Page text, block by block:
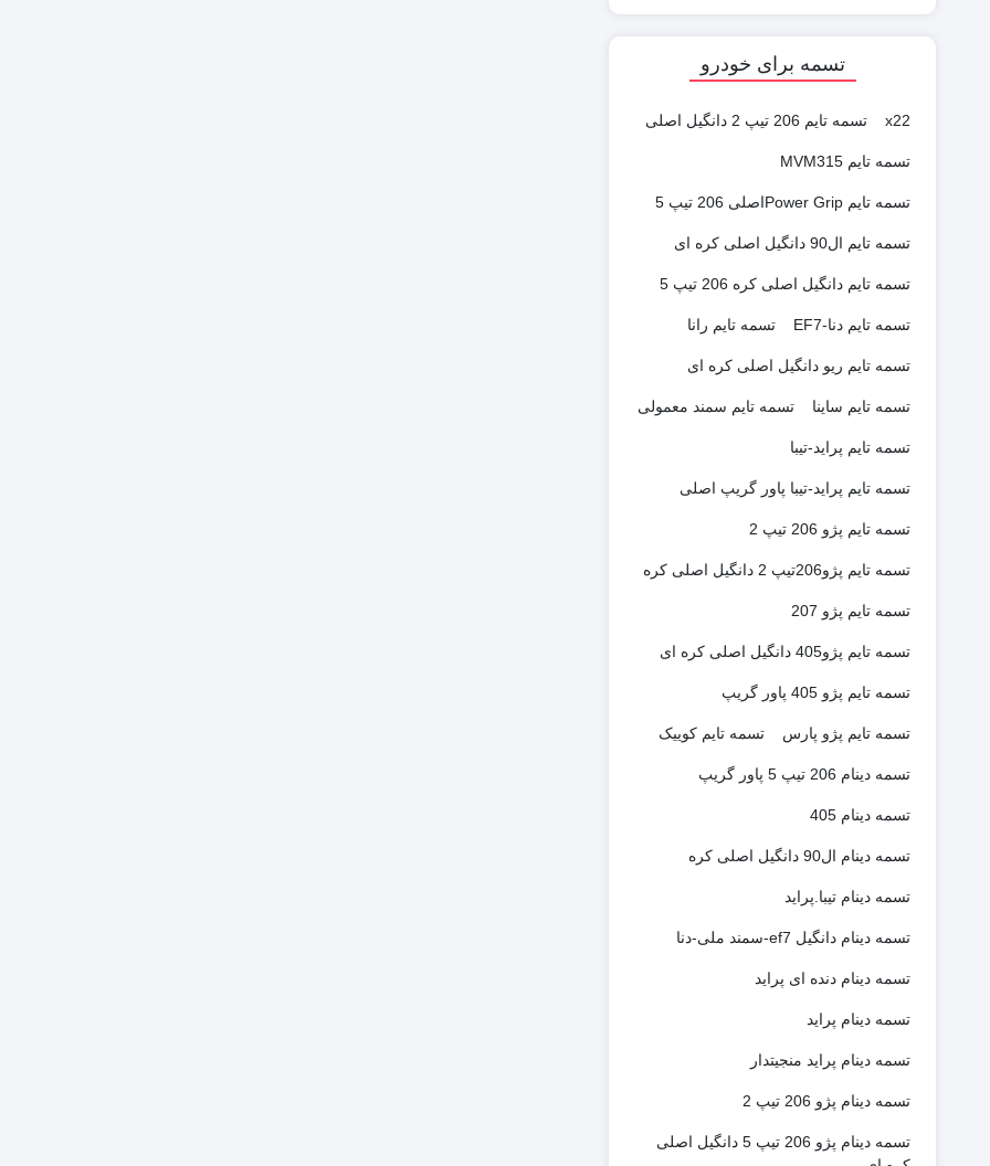
تسمه برای خودرو
x22 تسمه تایم 206 تیپ 2 دانگیل اصلی
تسمه تایم MVM315
تسمه تایم Power Gripاصلی 206 تیپ 5
تسمه تایم ال90 دانگیل اصلی کره ای
تسمه تایم دانگیل اصلی کره 206 تیپ 5
تسمه تایم دنا-EF7 تسمه تایم رانا
تسمه تایم ریو دانگیل اصلی کره ای
تسمه تایم ساینا تسمه تایم سمند معمولی
تسمه تایم پراید-تیبا
تسمه تایم پراید-تیبا پاور گریپ اصلی
تسمه تایم پژو 206 تیپ 2
تسمه تایم پژو206تیپ 2 دانگیل اصلی کره
تسمه تایم پژو 207
تسمه تایم پژو405 دانگیل اصلی کره ای
تسمه تایم پژو 405 پاور گریپ
تسمه تایم پژو پارس تسمه تایم کوییک
تسمه دینام 206 تیپ 5 پاور گریپ
تسمه دینام 405
تسمه دینام ال90 دانگیل اصلی کره
تسمه دینام تیبا.پراید
تسمه دینام دانگیل ef7-سمند ملی-دنا
تسمه دینام دنده ای پراید
تسمه دینام پراید
تسمه دینام پراید منجیتدار
تسمه دینام پژو 206 تیپ 2
تسمه دینام پژو 206 تیپ 5 دانگیل اصلی